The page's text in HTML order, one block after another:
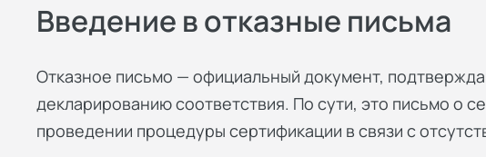
Введение в отказные письма
Отказное письмо — официальный документ,
декларированию соответствия. По сути, это письмо о
проведении процедуры сертификации в связи с